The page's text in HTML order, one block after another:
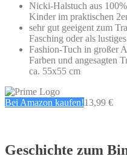
Nicki-Halstuch aus
Kinder im praktischen
sehr gut geeigent zum
Fasching oder als
Fashion-Tuch in großer
Farben und angesagten
ca. 55x55 cm
Bei Amazon kaufen!13,99 €
Geschichte zum